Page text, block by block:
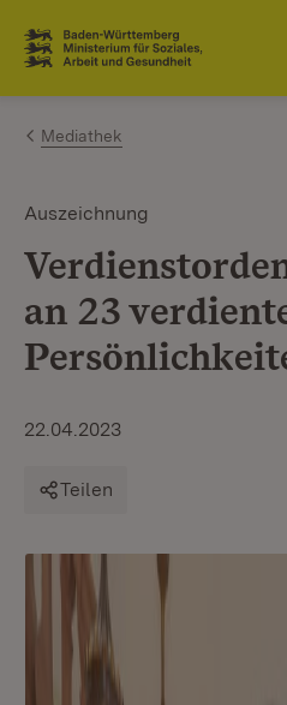
Zum Inhalt springen
Link zur Startseite
Mediathek
Auszeichnung
an 23
22.04.2023
Teilen